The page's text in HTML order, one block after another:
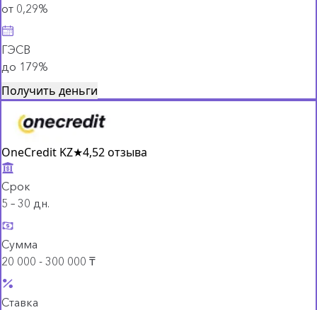
от 0,29%
ГЭСВ
до 179%
Получить деньги
OneCredit KZ★4,52 отзыва
Срок
5 – 30 дн.
Сумма
20 000 - 300 000 ₸
Ставка